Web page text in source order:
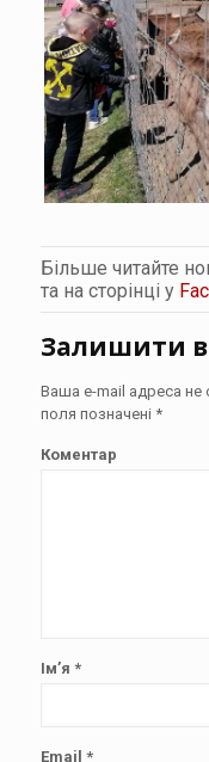
Більше читайте
та на сторінці у
Залишити
Ваша e-mail адреса
поля позначені *
Коментар
Ім’я *
Email *